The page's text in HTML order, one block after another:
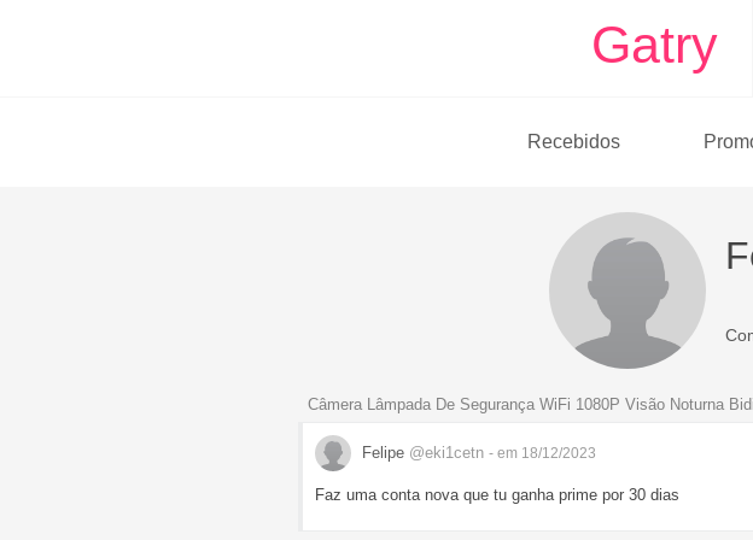
Gatry
Recebidos
Câmera Lâmpada De Segurança WiFi 1080P Visão Noturna
Felipe @eki1cetn - em 18/12/2023
Faz uma conta nova que tu ganha prime por 30 dias